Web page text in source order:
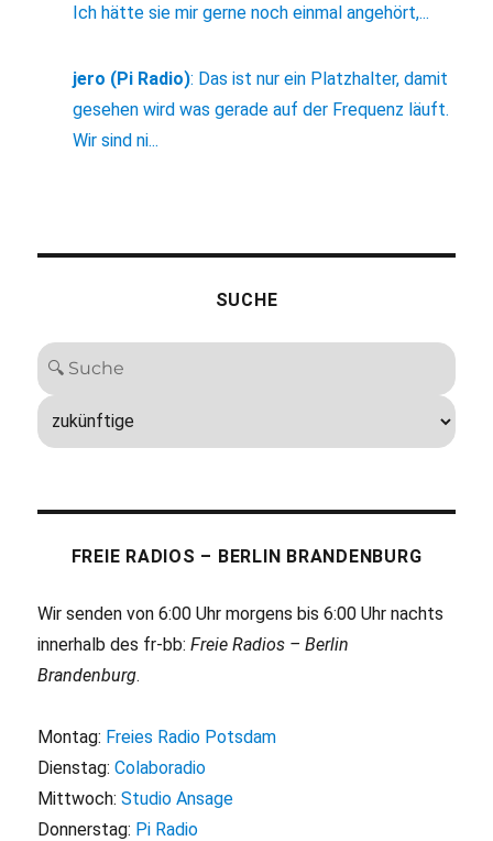
Ich hätte sie mir gerne noch einmal angehört,...
jero (Pi Radio): Das ist nur ein Platzhalter, damit
gesehen wird was gerade auf der Frequenz läuft.
Wir sind ni...
SUCHE
FREIE RADIOS – BERLIN BRANDENBURG
Wir senden von 6:00 Uhr morgens bis 6:00 Uhr nachts
innerhalb des fr-bb:Freie Radios – Berlin
Brandenburg.
Montag: Freies Radio Potsdam
Dienstag:Colaboradio
Mittwoch:Studio Ansage
Donnerstag: Pi Radio